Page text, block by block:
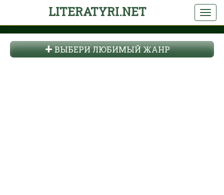
LITERATYRI.NET
ВЫБЕРИ ЛЮБИМЫЙ ЖАНР